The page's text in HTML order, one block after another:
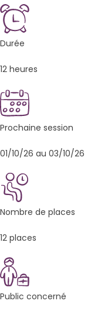
Durée
12 heures
Prochaine session
01/10/26 au 03/10/26
Nombre de places
12 places
Public concerné